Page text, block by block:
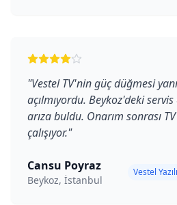
"Vestel TV'nin güç düğmesi
açılmıyordu. Beykoz'deki
arıza buldu. Onarım sonrası
çalışıyor."
Cansu Poyraz
Beykoz, İstanbul
Vestel